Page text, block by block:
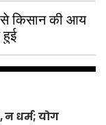
से किसान की आय
न धर्म; योग